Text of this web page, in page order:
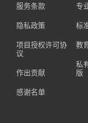
服务条款
隐私政策
项目授权许可协
议
作出贡献
感谢名单
专
标
教
私
版